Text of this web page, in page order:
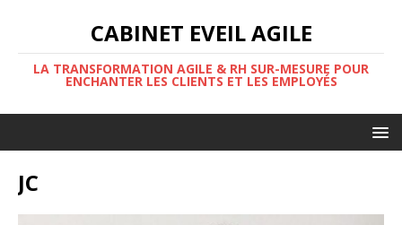
CABINET EVEIL AGILE
LA TRANSFORMATION AGILE & RH SUR-MESURE POUR
ENCHANTER LES CLIENTS ET LES EMPLOYÉS
JC